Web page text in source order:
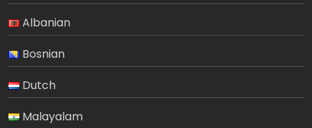
Albanian
Bosnian
Dutch
Malayalam